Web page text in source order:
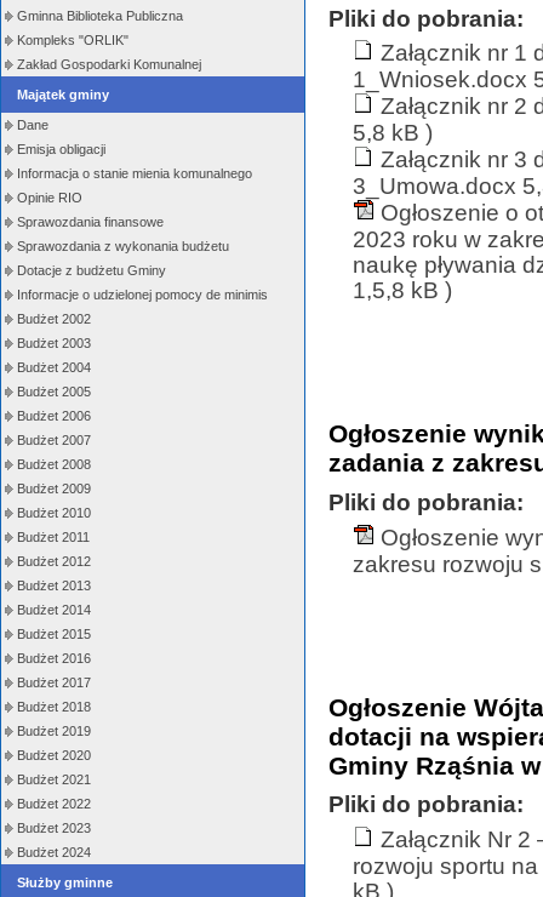
Gminna Biblioteka Publiczna
Kompleks "ORLIK"
Zakład Gospodarki Komunalnej
Majątek gminy
Dane
Emisja obligacji
Informacja o stanie mienia komunalnego
Opinie RIO
Sprawozdania finansowe
Sprawozdania z wykonania budżetu
Dotacje z budżetu Gminy
Informacje o udzielonej pomocy de minimis
Budżet 2002
Budżet 2003
Budżet 2004
Budżet 2005
Budżet 2006
Budżet 2007
Budżet 2008
Budżet 2009
Budżet 2010
Budżet 2011
Budżet 2012
Budżet 2013
Budżet 2014
Budżet 2015
Budżet 2016
Budżet 2017
Budżet 2018
Budżet 2019
Budżet 2020
Budżet 2021
Budżet 2022
Budżet 2023
Budżet 2024
Służby gminne
Pliki do pobrania:
Załącznik nr 1
1_Wniosek.docx
Załącznik nr 2
5,8 kB )
Załącznik nr 3
3_Umowa.docx
Ogłoszenie o
2023 roku w
naukę pływania
1,5,8 kB )
Ogłoszenie
zadania z
Pliki do pobrania:
Ogłoszenie
zakresu rozwoju
Ogłoszenie
dotacji na
Gminy Rząśnia
Pliki do pobrania:
Załącznik Nr
rozwoju sportu
kB )